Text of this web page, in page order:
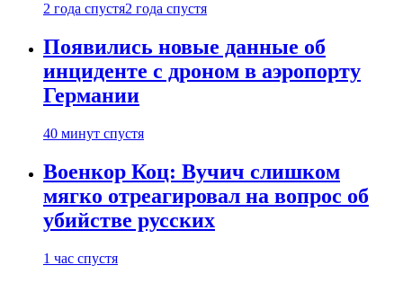
2 года спустя2 года спустя
Появились новые данные об
инциденте с дроном в аэропорту
Германии
40 минут спустя
Военкор Коц: Вучич слишком
мягко отреагировал на вопрос об
убийстве русских
1 час спустя